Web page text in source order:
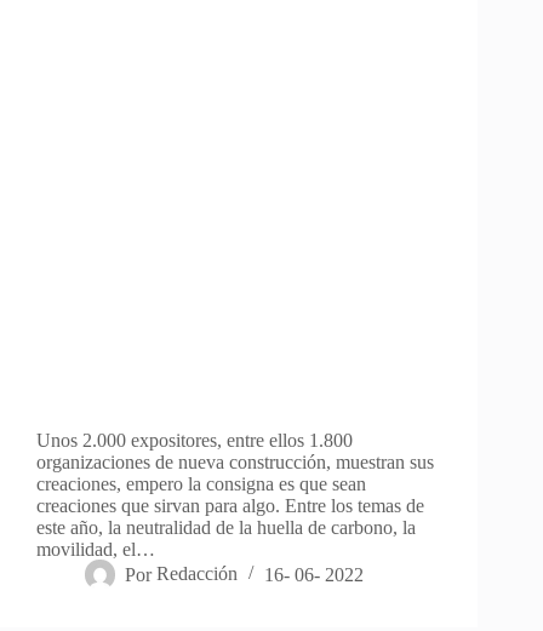
Unos 2.000 expositores, entre ellos 1.800
organizaciones de nueva construcción, muestran sus
creaciones, empero la consigna es que sean
creaciones que sirvan para algo. Entre los temas de
este año, la neutralidad de la huella de carbono, la
movilidad, el…
Por Redacción 16- 06- 2022